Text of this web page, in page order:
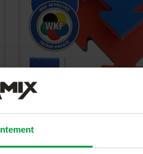
Tatami Karate -
WKF approuvé